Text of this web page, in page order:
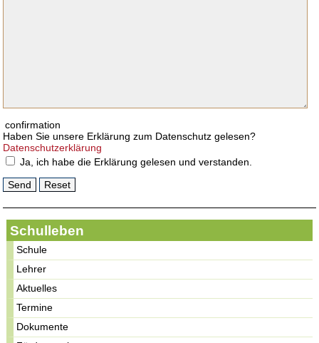
confirmation
Haben Sie unsere Erklärung zum Datenschutz gelesen?
Datenschutzerklärung
Ja, ich habe die Erklärung gelesen und verstanden.
Schulleben
Schule
Lehrer
Aktuelles
Termine
Dokumente